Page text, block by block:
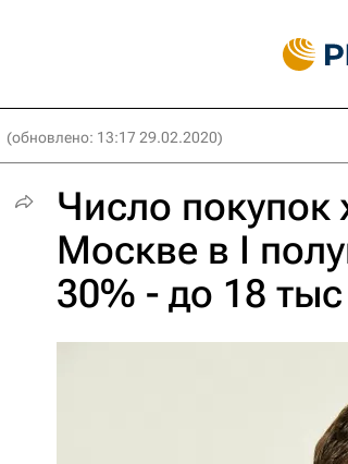
(обновлено: 13:17 29.02.2020)
Число
Москве в I
30% - до 18 тыс